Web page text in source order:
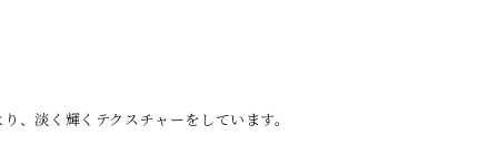
、淡く輝くテクスチャーをしています。